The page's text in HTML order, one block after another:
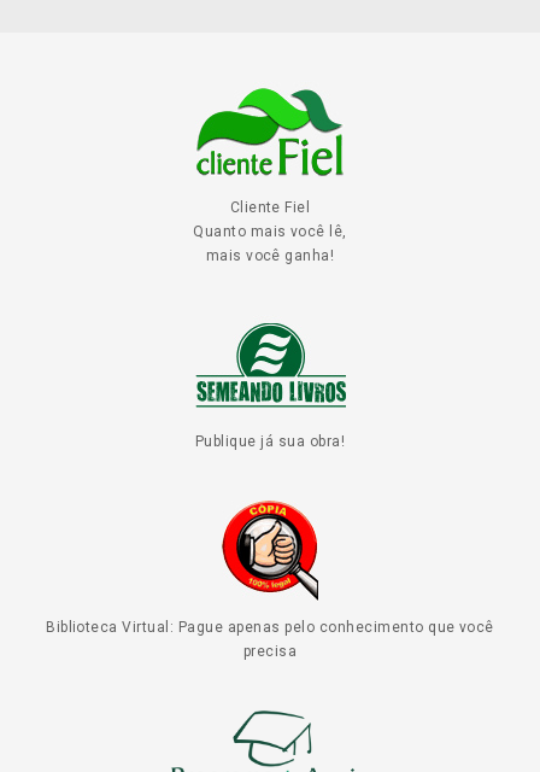
Cliente Fiel
Quanto mais você lê,
mais você ganha!
Publique já sua obra!
Biblioteca Virtual: Pague apenas pelo conhecimento que você
precisa